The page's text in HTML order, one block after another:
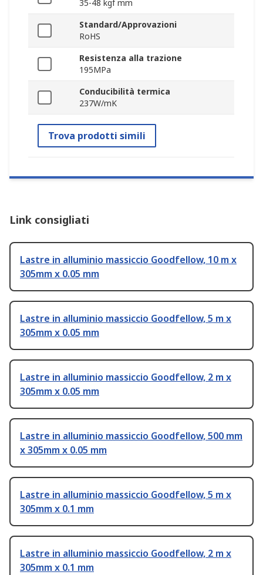
35-48 kgf mm
Standard/Approvazioni
RoHS
Resistenza alla trazione
195MPa
Conducibilità termica
237W/mK
Trova prodotti simili
Link consigliati
Lastre in alluminio massiccio Goodfellow, 10 m x
305mm x 0.05 mm
Lastre in alluminio massiccio Goodfellow, 5 m x
305mm x 0.05 mm
Lastre in alluminio massiccio Goodfellow, 2 m x
305mm x 0.05 mm
Lastre in alluminio massiccio Goodfellow, 500 mm
x 305mm x 0.05 mm
Lastre in alluminio massiccio Goodfellow, 5 m x
305mm x 0.1 mm
Lastre in alluminio massiccio Goodfellow, 2 m x
305mm x 0.1 mm